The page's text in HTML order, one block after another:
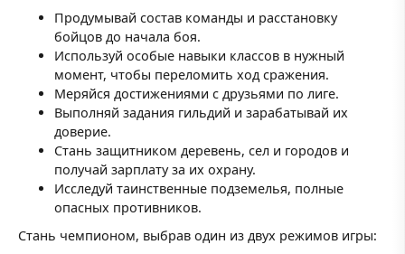
Продумывай состав команды и расстановку
бойцов до начала боя.
Используй особые навыки классов в нужный
момент, чтобы переломить ход сражения.
Меряйся достижениями с друзьями по лиге.
Выполняй задания гильдий и зарабатывай их
доверие.
Стань защитником деревень, сел и городов и
получай зарплату за их охрану.
Исследуй таинственные подземелья, полные
опасных противников.
Стань чемпионом, выбрав один из двух режимов игры: